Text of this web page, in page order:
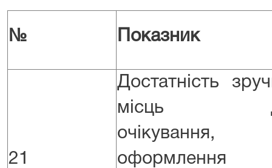
№ Показник
21
Достатність
місць
очікування,
оформлення